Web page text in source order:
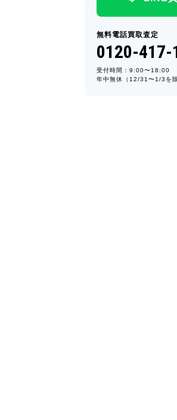
無料電話買取査定
0120-417-
受付時間：9:00〜18:00
年中無休（12/31〜1/3を除